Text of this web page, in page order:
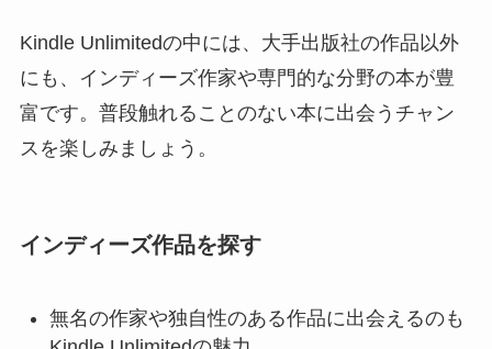
Kindle Unlimitedの中には、大手出版社の作品以外
にも、インディーズ作家や専門的な分野の本が豊
富です。普段触れることのない本に出会うチャン
スを楽しみましょう。
インディーズ作品を探す
無名の作家や独自性のある作品に出会えるのも